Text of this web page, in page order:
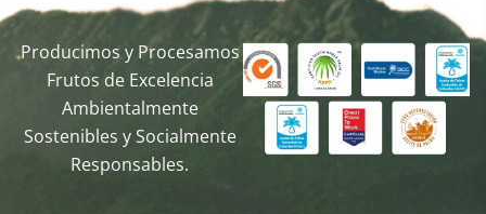
Producimos y Procesamos
Frutos de Excelencia
Ambientalmente
Sostenibles y Socialmente
Responsables.